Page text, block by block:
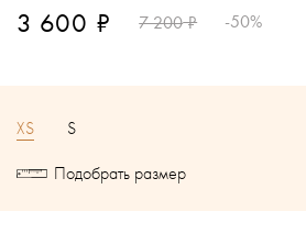
3 600 ₽ 7 200₽ -50%
XS
S
Подобрать размер